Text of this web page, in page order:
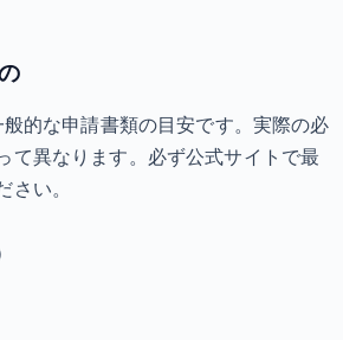
的な申請書類の目安です。実際の必
て異なります。必ず公式サイトで最
さい。